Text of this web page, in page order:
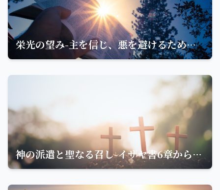
栄光の望み-主を信じ、悪を避けるための名言
神の派遣と聖なる召し-イザヤ書6章からのインスピレーション